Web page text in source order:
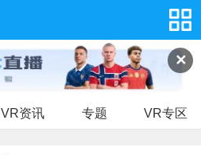
✕
VR资讯 专题 VR专区